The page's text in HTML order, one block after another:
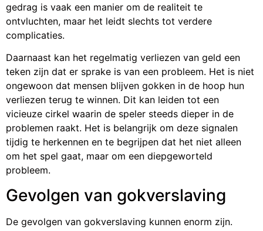
gedrag is vaak een manier om de realiteit te
ontvluchten, maar het leidt slechts tot verdere
complicaties.
Daarnaast kan het regelmatig verliezen van geld een
teken zijn dat er sprake is van een probleem. Het is niet
ongewoon dat mensen blijven gokken in de hoop hun
verliezen terug te winnen. Dit kan leiden tot een
vicieuze cirkel waarin de speler steeds dieper in de
problemen raakt. Het is belangrijk om deze signalen
tijdig te herkennen en te begrijpen dat het niet alleen
om het spel gaat, maar om een diepgeworteld
probleem.
Gevolgen van gokverslaving
De gevolgen van gokverslaving kunnen enorm zijn.